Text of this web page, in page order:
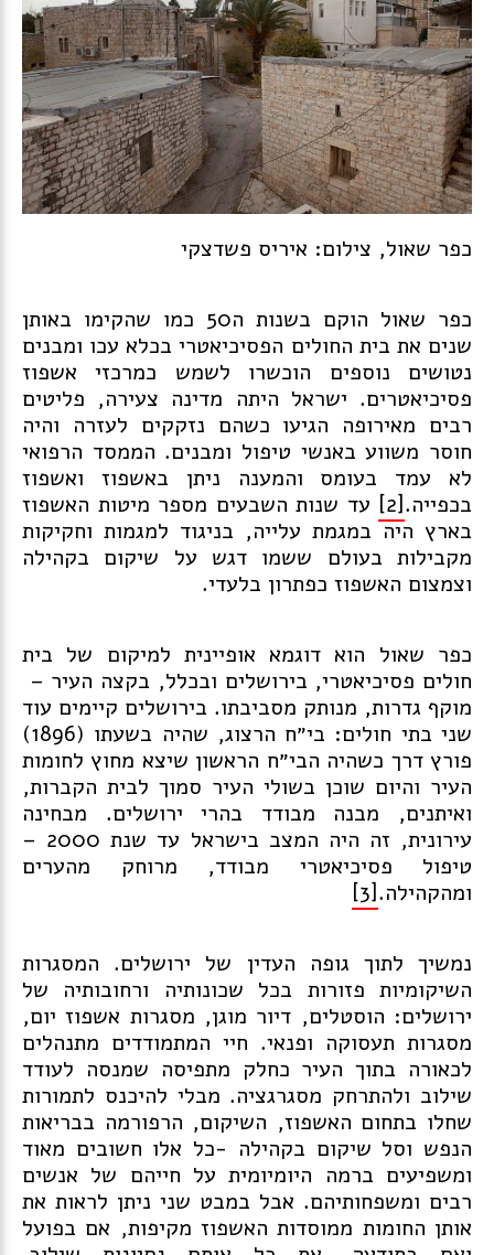
כפר שאול, צילום: איריס פשדצקי
כפר שאול הוקם בשנות ה50 כמו שהקימו באותן
שנים את בית החולים הפסיכיאטרי בכלא עכו ומבנים
נטושים נוספים הוכשרו לשמש כמרכזי אשפוז
פסיכיאטרים. ישראל היתה מדינה צעירה, פליטים
רבים מאירופה הגיעו כשהם נזקקים לעזרה והיה
חוסר משווע באנשי טיפול ומבנים. הממסד הרפואי
לא עמד בעומס והמענה ניתן באשפוז ואשפוז
בכפייה.[2]
עד שנות השבעים מספר מיטות האשפוז
בארץ היה במגמת עלייה, בניגוד למגמות וחקיקות
מקבילות בעולם ששמו דגש על שיקום בקהילה
וצמצום האשפוז כפתרון בלעדי.
כפר שאול הוא דוגמא אופיינית למיקום של בית
חולים פסיכיאטרי, בירושלים ובכלל, בקצה העיר –
מוקף גדרות, מנותק מסביבתו. בירושלים קיימים עוד
שני בתי חולים: בי״ח הרצוג, שהיה בשעתו (1896)
פורץ דרך כשהיה הבי״ח הראשון שיצא מחוץ לחומות
העיר והיום שוכן בשולי העיר סמוך לבית הקברות,
ואיתנים, מבנה מבודד בהרי ירושלים. מבחינה
עירונית, זה היה המצב בישראל עד שנת 2000 –
טיפול פסיכיאטרי מבודד, מרוחק מהערים
ומהקהילה.[3]
נמשיך לתוך גופה העדין של ירושלים. המסגרות
השיקומיות פזורות בכל שכונותיה ורחובותיה של
ירושלים: הוסטלים, דיור מוגן, מסגרות אשפוז יום,
מסגרות תעסוקה ופנאי. חיי המתמודדים מתנהלים
לכאורה בתוך העיר כחלק מתפיסה שמנסה לעודד
שילוב ולהתרחק מסגרגציה. מבלי להיכנס לתמורות
שחלו בתחום האשפוז, השיקום, הרפורמה בבריאות
הנפש וסל שיקום בקהילה -כל אלו חשובים מאוד
ומשפיעים ברמה היומיומית על חייהם של אנשים
רבים ומשפחותיהם. אבל במבט שני ניתן לראות את
אותן החומות ממוסדות האשפוז מקיפות, אם בפועל